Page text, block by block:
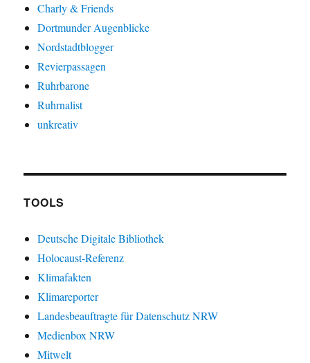
Charly & Friends
Dortmunder Augenblicke
Nordstadtblogger
Revierpassagen
Ruhrbarone
Ruhrnalist
unkreativ
TOOLS
Deutsche Digitale Bibliothek
Holocaust-Referenz
Klimafakten
Klimareporter
Landesbeauftragte für Datenschutz NRW
Medienbox NRW
Mitwelt